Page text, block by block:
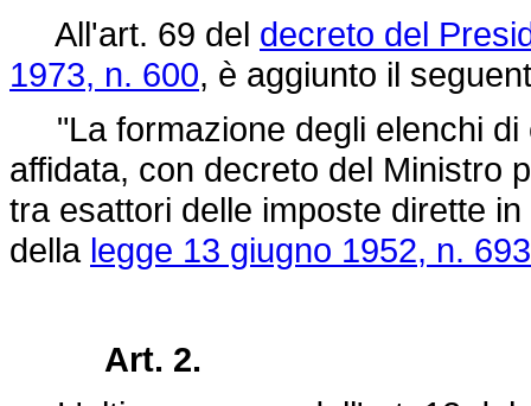
All'art. 69 del decreto del
1973, n. 600, è aggiunto il
"La formazione degli elenchi di
affidata, con decreto del Ministro
tra esattori delle imposte dirette
della legge 13 giugno 1952, n. 693
Art. 2.